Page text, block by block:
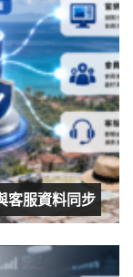
客服資料同步